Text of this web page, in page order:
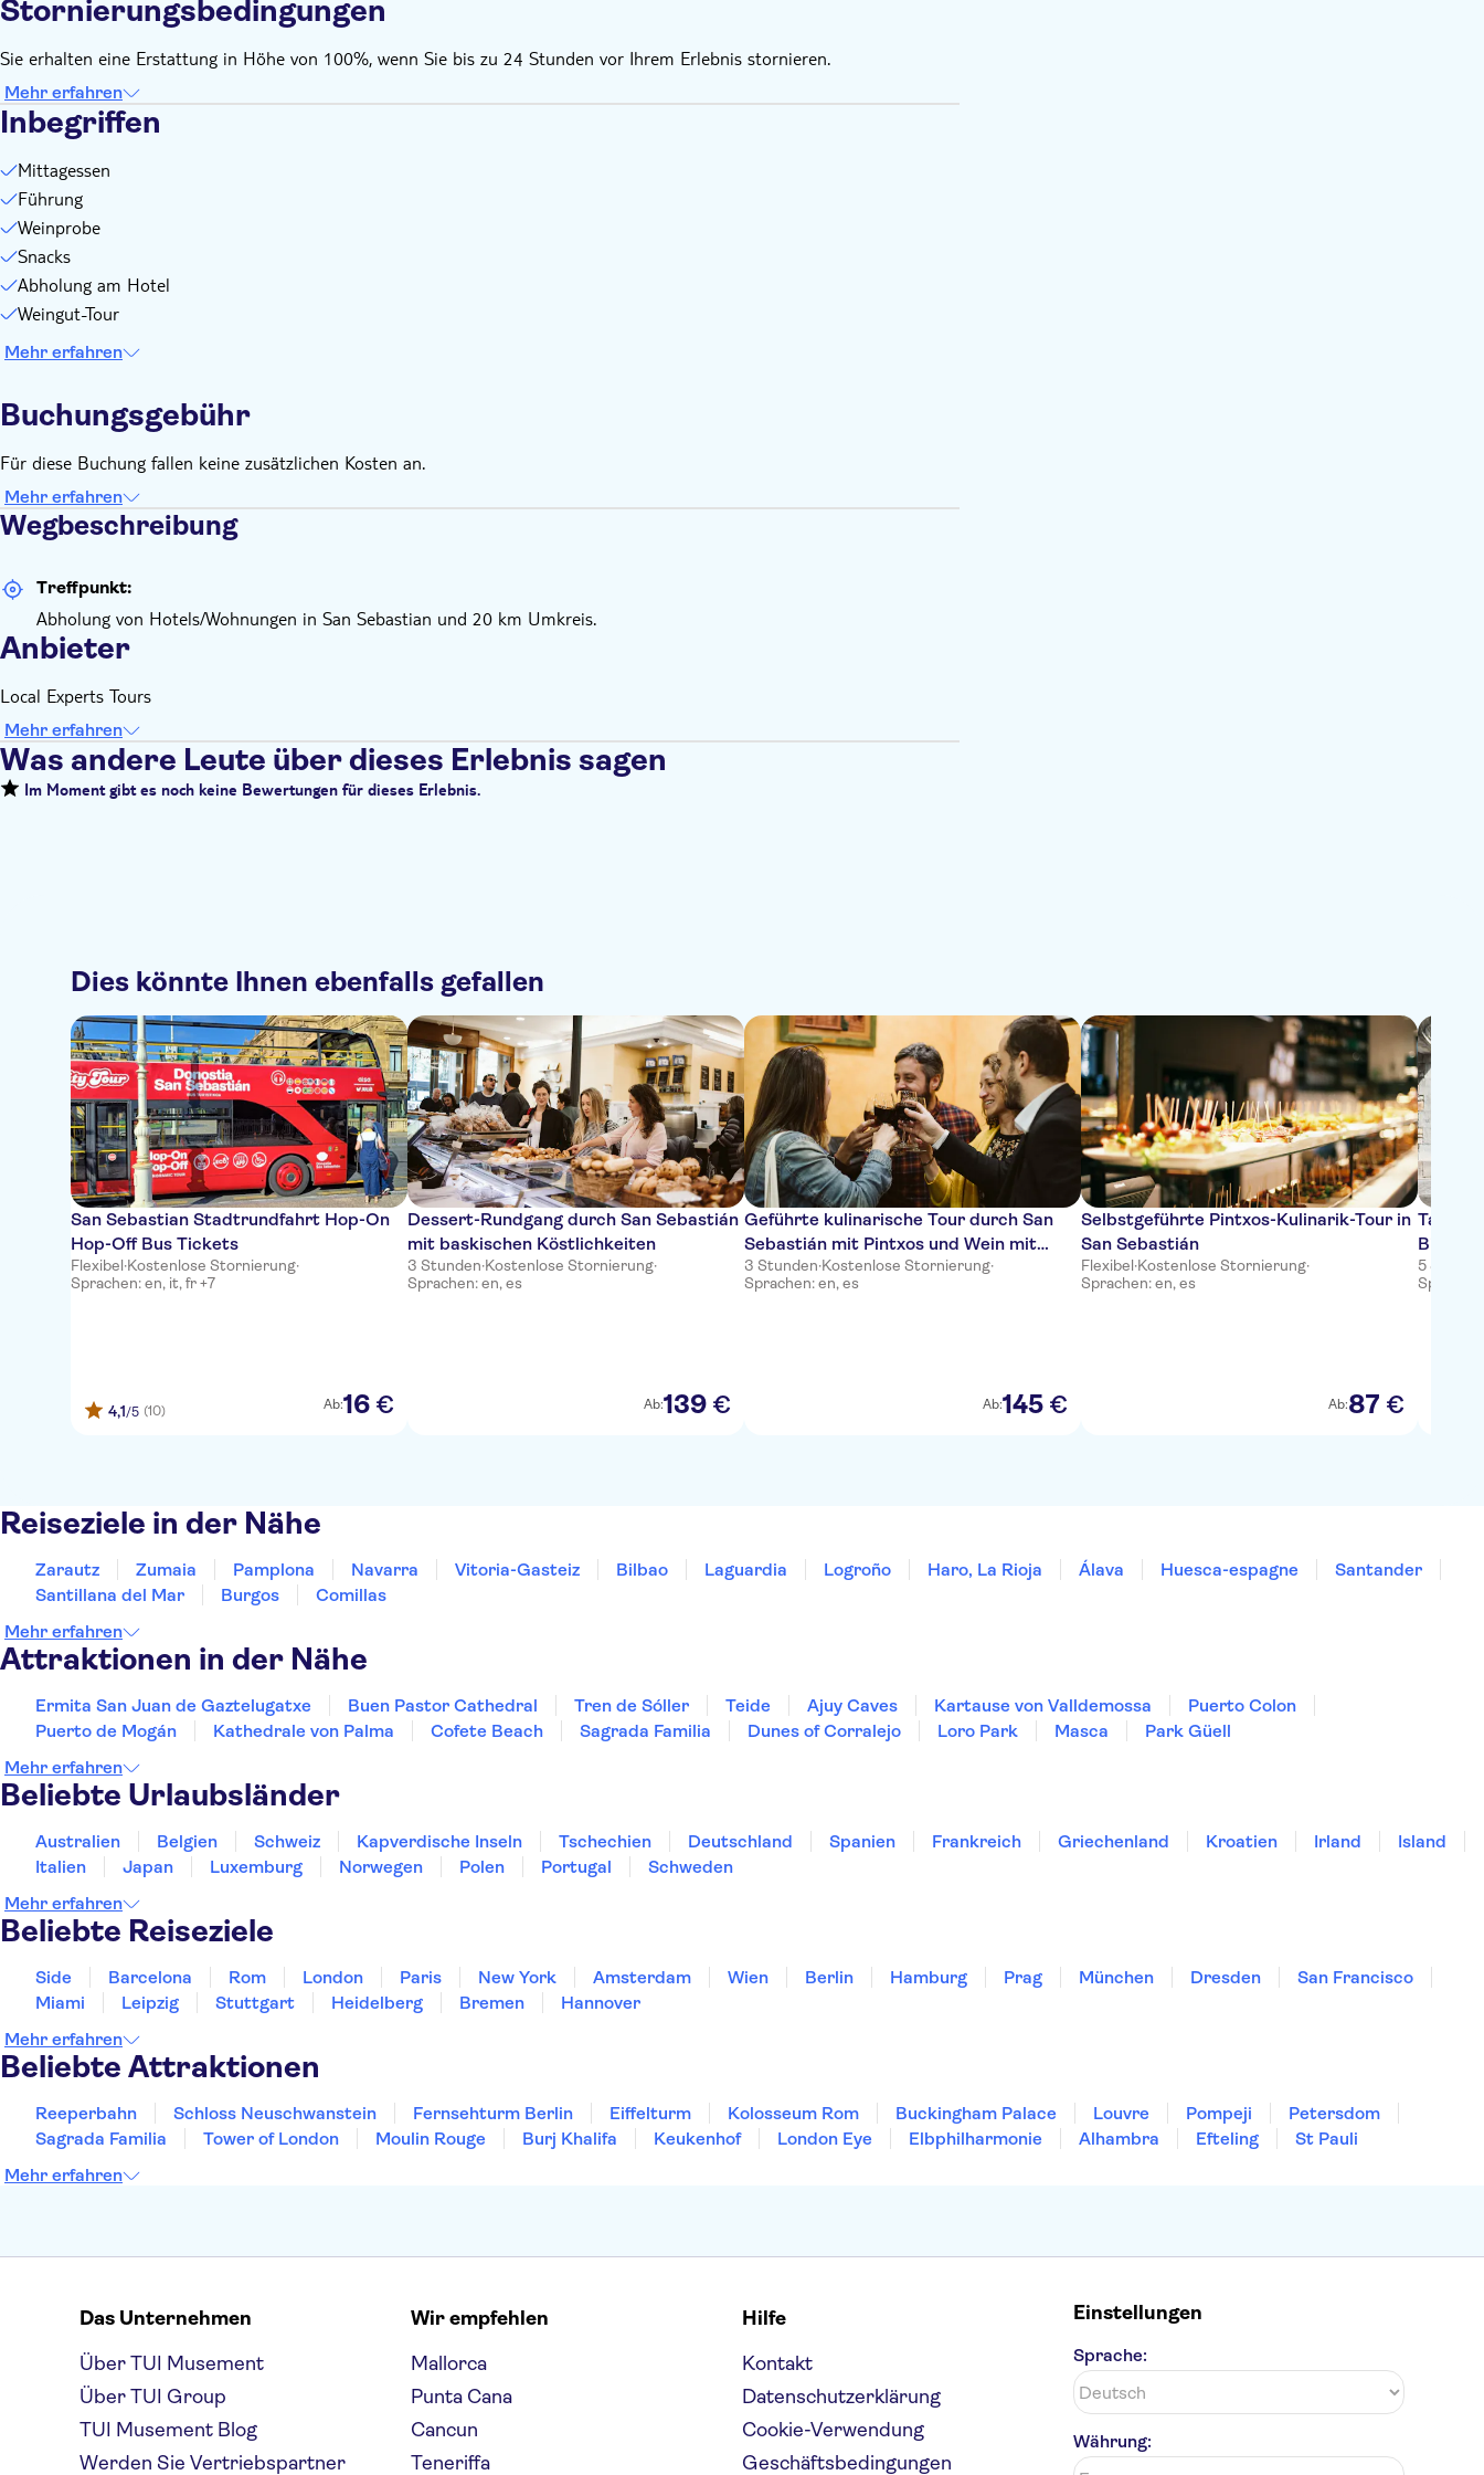
Sie nach der Buchung auf dem Voucher.
Optionen verfügbar.
Das Mittagsmenü kann je nach Saison und Restaurant variieren
Stornierungsbedingungen
Sie erhalten eine Erstattung in Höhe von 100%, wenn Sie bis zu 24 Stunden vor Ihrem Erlebnis stornieren.
Mehr erfahren
Inbegriffen
Mittagessen
Führung
Weinprobe
Snacks
Abholung am Hotel
Weingut-Tour
Mehr erfahren
Buchungsgebühr
Für diese Buchung fallen keine zusätzlichen Kosten an.
Mehr erfahren
Wegbeschreibung
Treffpunkt:
Abholung von Hotels/Wohnungen in San Sebastian und 20 km Umkreis.
Anbieter
Local Experts Tours
Mehr erfahren
Was andere Leute über dieses Erlebnis sagen
Im Moment gibt es noch keine Bewertungen für dieses Erlebnis.
Dies könnte Ihnen ebenfalls gefallen
San Sebastian Stadtrundfahrt Hop-On
Hop-Off Bus Tickets
Flexibel·Kostenlose Stornierung·
Sprachen: en, it, fr +7
4,1/5 (10) Ab:16 €
Dessert-Rundgang durch San Sebastián
mit baskischen Köstlichkeiten
3 Stunden·Kostenlose Stornierung·
Sprachen: en, es
Ab:139 €
Geführte kulinarische Tour durch San
Sebastián mit Pintxos und Wein mit
Tourguide
3 Stunden·Kostenlose Stornierung·
Sprachen: en, es
Ab:145 €
Selbstgeführte Pintxos-Kulinarik-Tour in
San Sebastián
Flexibel·Kostenlose Stornierung·
Sprachen: en, es
Ab:87 €
Biarritz
5
Reiseziele in der Nähe
Zarautz Zumaia Pamplona Navarra Vitoria-Gasteiz Bilbao Laguardia Logroño Haro, La Rioja Álava Huesca-espagne
Santander
Santillana del Mar
Burgos
Comillas
Mehr erfahren
Attraktionen in der Nähe
Ermita San Juan de Gaztelugatxe Buen Pastor Cathedral Tren de Sóller Teide Ajuy Caves Kartause von Valldemossa
Puerto Colon
Puerto de Mogán
Kathedrale von Palma Cofete Beach Sagrada Familia Dunes of Corralejo Loro Park Masca
Park Güell
Mehr erfahren
Beliebte Urlaubsländer
Australien Belgien Schweiz Kapverdische Inseln Tschechien Deutschland Spanien Frankreich Griechenland Kroatien Irland
Island
Italien
Japan Luxemburg Norwegen Polen Portugal
Schweden
Mehr erfahren
Beliebte Reiseziele
Side Barcelona Rom London Paris New York Amsterdam Wien Berlin Hamburg Prag München Dresden
San Francisco
Miami
Leipzig Stuttgart Heidelberg Bremen
Hannover
Mehr erfahren
Beliebte Attraktionen
Reeperbahn Schloss Neuschwanstein Fernsehturm Berlin Eiffelturm Kolosseum Rom Buckingham Palace Louvre Pompeji
Petersdom
Sagrada Familia
Tower of London Moulin Rouge Burj Khalifa Keukenhof London Eye Elbphilharmonie Alhambra Efteling
St Pauli
Mehr erfahren
Das Unternehmen
Über TUI Musement
Über TUI Group
TUI Musement Blog
Werden Sie Vertriebspartner
Wir empfehlen
Mallorca
Punta Cana
Cancun
Teneriffa
Hilfe
Kontakt
Datenschutzerklärung
Cookie-Verwendung
Geschäftsbedingungen
Einstellungen
Sprache:
Währung: